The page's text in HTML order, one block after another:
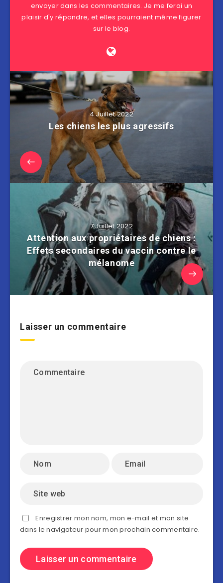
envoyer dans les commentaires. Je me ferai un
plaisir d'y répondre, et elles pourraient même figurer
sur le blog.
4 Juillet 2022
Les chiens les plus agressifs
7 Juillet 2022
Attention aux propriétaires de chiens :
Effets secondaires du vaccin contre le
mélanome
Laisser un commentaire
Enregistrer mon nom, mon e-mail et mon site
dans le navigateur pour mon prochain commentaire.